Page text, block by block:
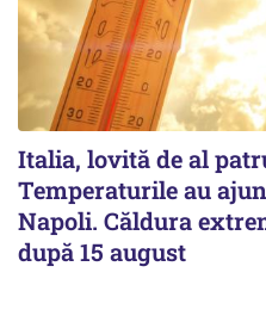
Italia, lovită de al
Temperaturile au
Napoli. Căldura
după 15 august